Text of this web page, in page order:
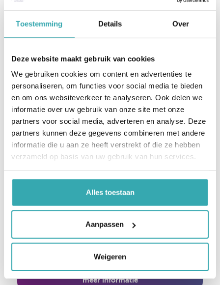
Toestemming Details Over
Deze website maakt gebruik van cookies
We gebruiken cookies om content en advertenties te
personaliseren, om functies voor social media te bieden
en om ons websiteverkeer te analyseren. Ook delen we
informatie over uw gebruik van onze site met onze
partners voor social media, adverteren en analyse. Deze
partners kunnen deze gegevens combineren met andere
informatie die u aan ze heeft verstrekt of die ze hebben
verzameld op basis van uw gebruik van hun services.
Alles toestaan
Aanpassen
Weigeren
De 32 inch wand kiosk combineert een groot
scherm met ruimtebesparing. Ideaal voor
drukke omgevingen.
meer informatie